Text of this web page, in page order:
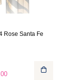
Rose Santa Fe